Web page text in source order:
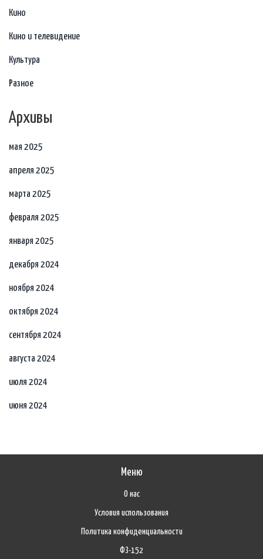
Кино
Кино и телевидение
Культура
Разное
Архивы
мая 2025
апреля 2025
марта 2025
февраля 2025
января 2025
декабря 2024
ноября 2024
октября 2024
сентября 2024
августа 2024
июля 2024
июня 2024
Меню
О нас
Условия использования
Политика конфиденциальности
ФЗ-152